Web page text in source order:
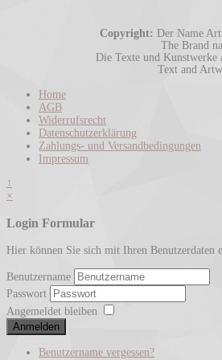
Copyright: Der Name
The Brand
Die Texte und
Text and
Home
AGB
Widerrufsrecht
Datenschutzerklärung
Zahlungs- und Versandbedingungen
Impressum
↑
×
Login Formular
Hier können Sie sich mit Ihren
Benutzername
Passwort
Angemeldet bleiben
Anmelden
Benutzername vergessen?